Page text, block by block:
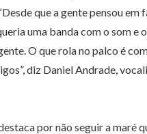
que a gente pensou em
uma banda com o som e
O que rola no palco é
diz Daniel Andrade,
por não seguir a maré